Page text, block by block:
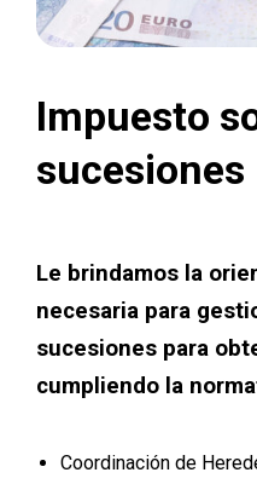
Impuesto
sucesiones
Le brindamos la
necesaria para
sucesiones para
cumpliendo la
Coordinación de